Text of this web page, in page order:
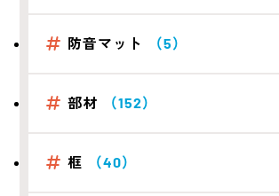
防音マット （5）
部材 （152）
框 （40）